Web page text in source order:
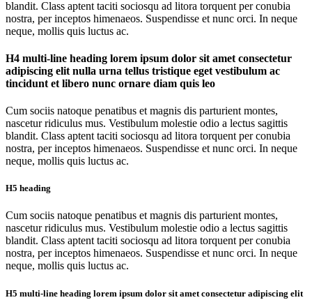
blandit. Class aptent taciti sociosqu ad litora torquent per conubia
nostra, per inceptos himenaeos. Suspendisse et nunc orci. In neque
neque, mollis quis luctus ac.
H4 multi-line heading lorem ipsum dolor sit amet consectetur
adipiscing elit nulla urna tellus tristique eget vestibulum ac
tincidunt et libero nunc ornare diam quis leo
Cum sociis natoque penatibus et magnis dis parturient montes,
nascetur ridiculus mus. Vestibulum molestie odio a lectus sagittis
blandit. Class aptent taciti sociosqu ad litora torquent per conubia
nostra, per inceptos himenaeos. Suspendisse et nunc orci. In neque
neque, mollis quis luctus ac.
H5 heading
Cum sociis natoque penatibus et magnis dis parturient montes,
nascetur ridiculus mus. Vestibulum molestie odio a lectus sagittis
blandit. Class aptent taciti sociosqu ad litora torquent per conubia
nostra, per inceptos himenaeos. Suspendisse et nunc orci. In neque
neque, mollis quis luctus ac.
H5 multi-line heading lorem ipsum dolor sit amet consectetur adipiscing elit